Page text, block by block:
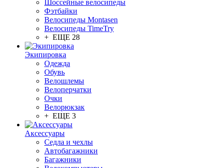
Шоссейные велосипеды
Фэтбайки
Велосипеды Montasen
Велосипеды TimeTry
+ ЕЩЕ 28
Экипировка
Одежда
Обувь
Велошлемы
Велоперчатки
Очки
Велорюкзак
+ ЕЩЕ 3
Аксессуары
Седла и чехлы
Автобагажники
Багажники